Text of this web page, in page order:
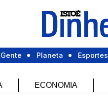
Gente Planeta Esportes
ECONOMIA